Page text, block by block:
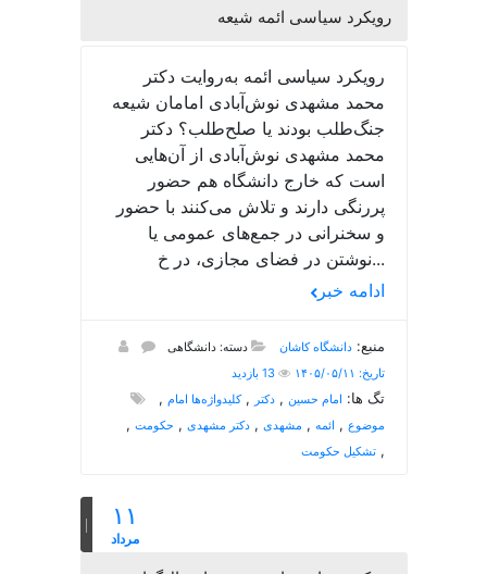
رویکرد سیاسی ائمه شیعه
محمد مشهدی نوش‌آبادی امامان شیعه
جنگ‌طلب بودند یا صلح‌طلب؟ دکتر
محمد مشهدی نوش‌آبادی از آن‌هایی
است که خارج دانشگاه هم حضور
پررنگی دارند و تلاش می‌کنند با حضور
و سخنرانی در جمع‌های عمومی یا
نوشتن در فضای مجازی، در خ...
ادامه خبر
منبع:دانشگاه کاشان
دسته: دانشگاهی
تاریخ: ۱۴۰۵/۰۵/۱۱
13 بازدید
تگ ها: امام حسین ,دکتر ,کلیدواژه‌ها امام ,
موضوع , ائمه , مشهدی ,دکتر مشهدی , حکومت ,
تشکیل حکومت,
۱۱
مرداد